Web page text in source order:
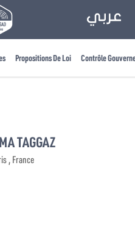
Propositions De Loi Contrôle
TAGGAZ
, France